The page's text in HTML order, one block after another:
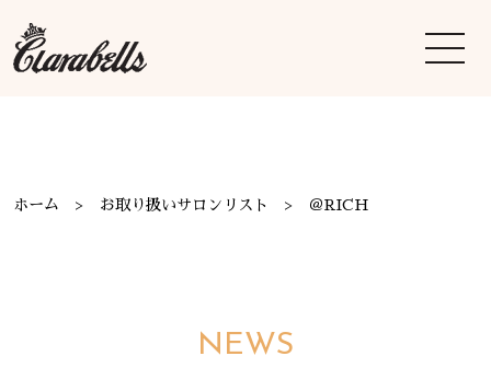
ホーム お取り扱いサロンリスト ＠RICH
NEWS